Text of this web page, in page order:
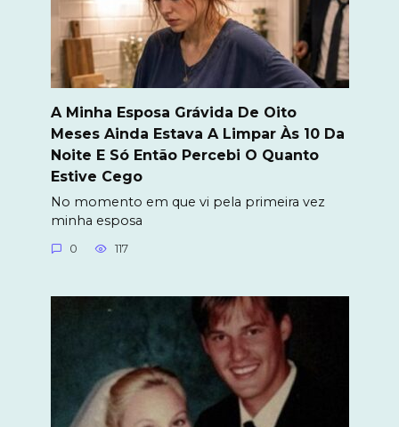
A Minha Esposa Grávida De Oito
Meses Ainda Estava A Limpar Às 10 Da
Noite E Só Então Percebi O Quanto
Estive Cego
No momento em que vi pela primeira vez
minha esposa
0 117